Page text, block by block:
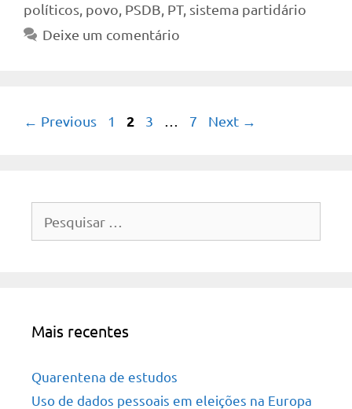
políticos povo PSDB PT, sistema partidário
Deixe um comentário
← Previous Page
1 Page
2 Page
3 Page
7 Next →
por:
Mais recentes
Quarentena de estudos
Uso de dados pessoais em eleições na Europa